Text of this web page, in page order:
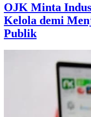
OJK Minta
Kelola demi
Publik